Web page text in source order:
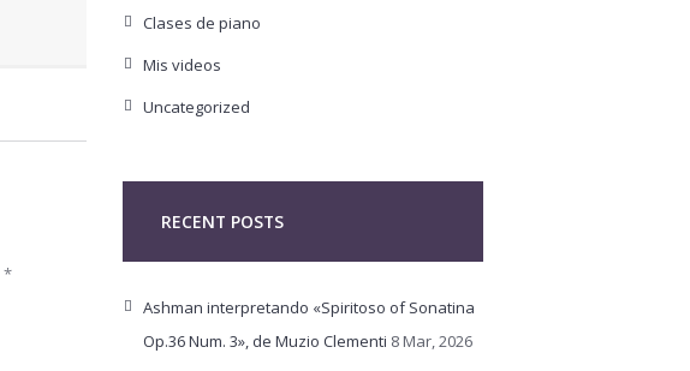
*
Clases de piano
Mis videos
Uncategorized
RECENT POSTS
Ashman interpretando «Spiritoso of Sonatina
Op.36 Num. 3», de Muzio Clementi 8 Mar, 2026